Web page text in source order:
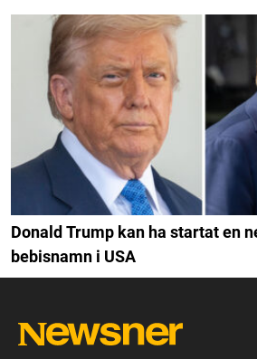
Donald Trump kan ha startat en
bebisnamn i USA